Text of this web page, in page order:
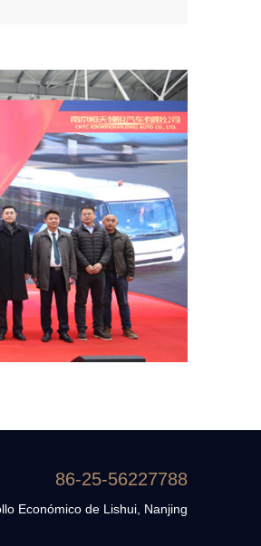
86-25-56227788
Económico de Lishui, Nanjing